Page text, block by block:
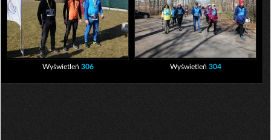
Wyświetleń 306 Wyświetleń 304